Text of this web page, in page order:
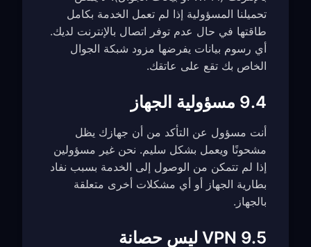
تحميلنا المسؤولية إذا لم تعمل الخدمة بكامل
طاقتها في حال عدم توفر اتصال بالإنترنت لديك.
أي رسوم بيانات يفرضها مزود شبكة الجوال
الخاص بك تقع على عاتقك.
9.4 مسؤولية الجهاز
أنت مسؤول عن التأكد من أن جهازك يظل
مشحونًا ويعمل بشكل سليم. نحن غير مسؤولين
إذا لم تتمكن من الوصول إلى الخدمة بسبب نفاد
بطارية الجهاز أو أي مشكلات أخرى متعلقة
بالجهاز.
9.5 VPN ليس حصانة